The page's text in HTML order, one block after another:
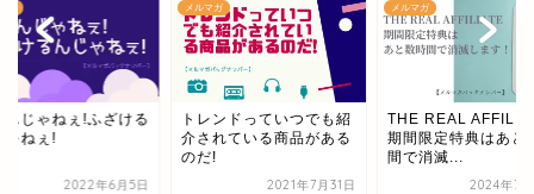
んじゃねぇ!ふざける
ゃねぇ!
2022年6月5日
メルマガ
トレンドっていつでも紹
介されている商品がある
のだ!
2021年7月31日
メルマガ
THE REAL
期間限定特典はあと
間で消滅...
2024年7